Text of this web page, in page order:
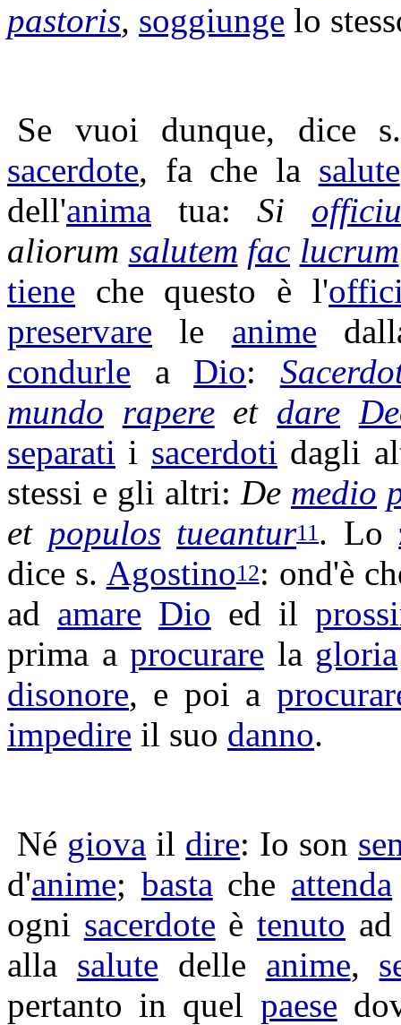
pastoris, soggiunge lo
Se vuoi dunque, dice
sacerdote, fa che la salute
dell'anima tua:Si
aliorum salutem fac lucrum
tiene che questo è l'
preservare le anime
condurle a Dio:
mundo rapereet dare
separati i sacerdoti dagli
stessi e gli altri: De medio
et populos tueantur11. Lo
dice s. Agostino12: ond'è
ad amare Dio ed il
prima aprocurare la gloria
disonore, e poi a
impedire il suo danno.
Né giova il dire: Io son
d'anime; basta che attenda
ogni sacerdote è tenuto
alla salute delle anime,
pertanto in quel paese